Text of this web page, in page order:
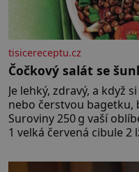
tisicereceptu.cz
Čočkový salát se
Je lehký, zdravý, a když
nebo čerstvou bagetku,
Suroviny 250 g vaší oblíbené čočky 150 g cherry rajčátek
1 velká červená cibule 2